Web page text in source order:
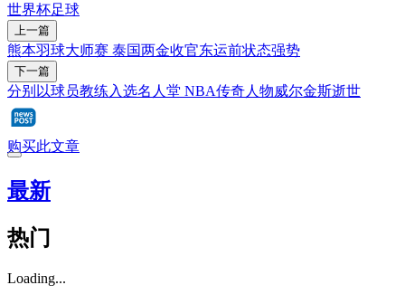
世界杯足球
上一篇
熊本羽球大师赛 泰国两金收官东运前状态强势
下一篇
分别以球员教练入选名人堂 NBA传奇人物威尔金斯逝世
购买此文章
最新
热门
Loading...